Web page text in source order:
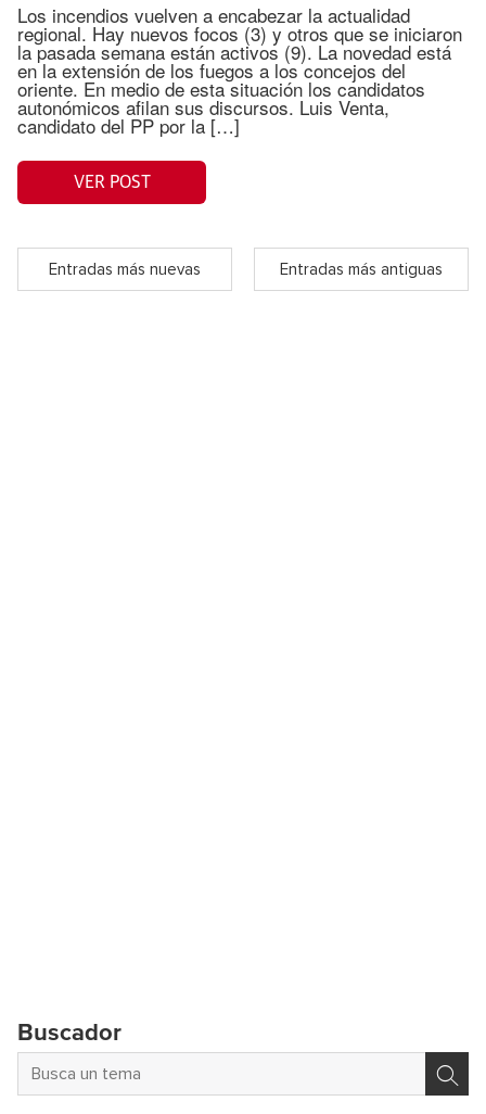
Los incendios vuelven a encabezar la actualidad
regional. Hay nuevos focos (3) y otros que se iniciaron
la pasada semana están activos (9). La novedad está
en la extensión de los fuegos a los concejos del
oriente. En medio de esta situación los candidatos
autonómicos afilan sus discursos. Luis Venta,
candidato del PP por la […]
VER POST
Entradas más nuevas Entradas más antiguas
Buscador